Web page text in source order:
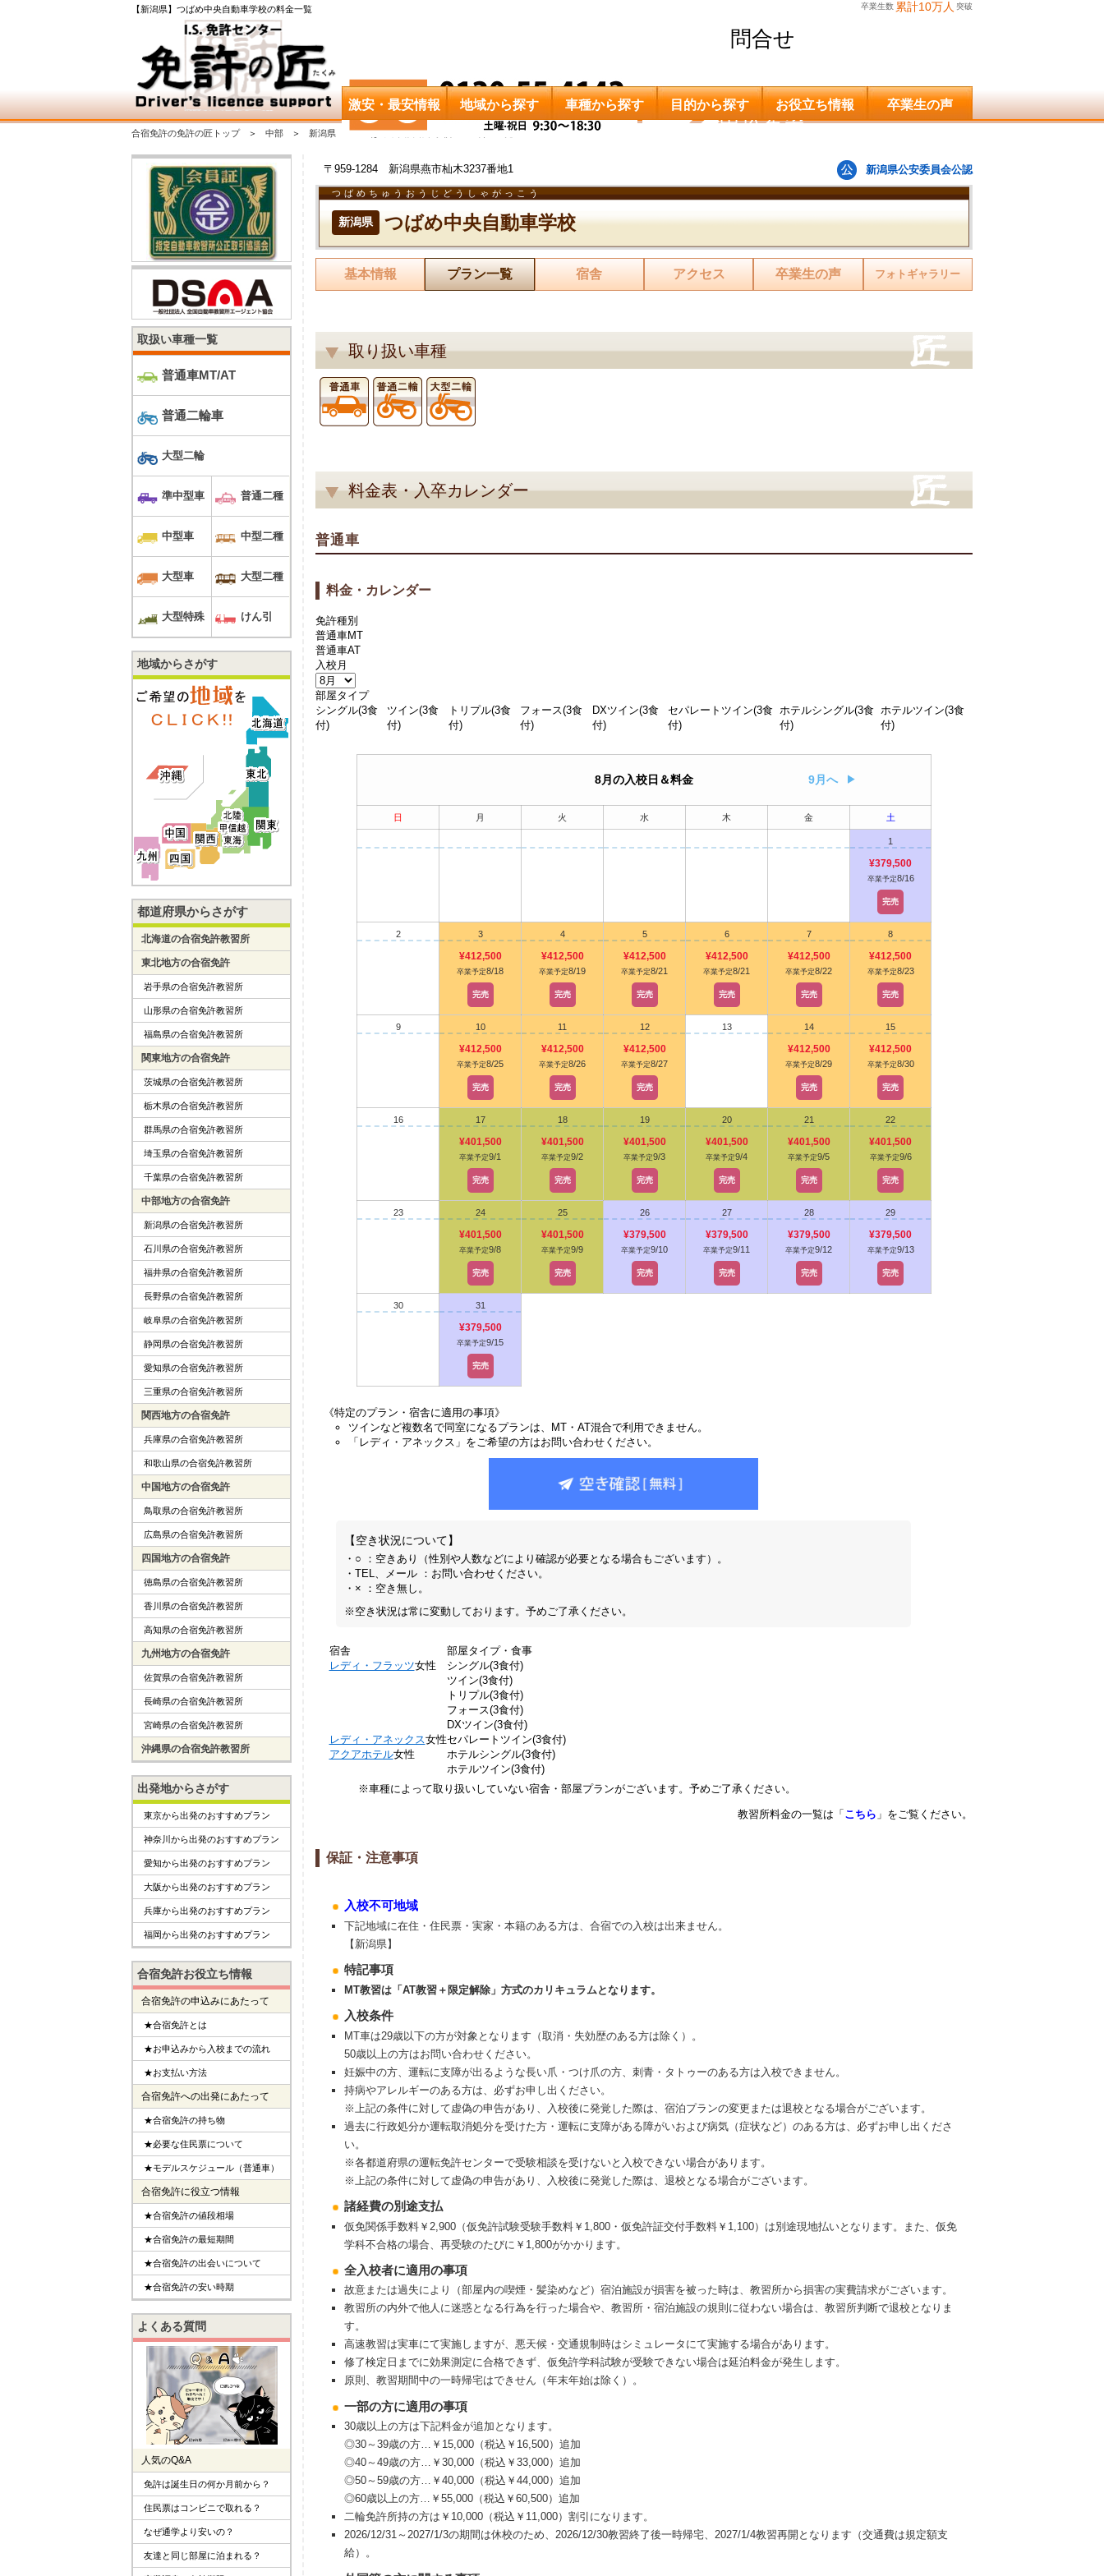
【新潟県】つばめ中央自動車学校の料金一覧 卒業生数 累計10万人 突破
問合せ
申込希望
激安・最安情報 地域から探す 車種から探す 目的から探す お役立ち情報 卒業生の声
合宿免許の免許の匠トップ 中部 新潟県 つばめ中央自動車学校 料金一覧
〒959-1284 新潟県燕市杣木3237番地1 新潟県公安委員会公認
新潟県 つばめ中央自動車学校
つばめちゅうおうじどうしゃがっこう
基本情報 プラン一覧 宿舎 アクセス 卒業生の声 フォトギャラリー
取り扱い車種
料金表・入卒カレンダー
普通車
料金・カレンダー
免許種別
普通車MT
普通車AT
入校月
部屋タイプ
シングル(3食
付)
ツイン(3食
付)
トリプル(3食
付)
フォース(3食
付)
DXツイン(3食
付)
セパレートツイン(3食
付)
ホテルシングル(3食
付)
ホテルツイン(3食
付)
8月の入校日＆料金 9月へ
日 月 火 水 木 金 土
1
¥379,500
卒業予定8/16
完売
2 3
¥412,500
卒業予定8/18
完売
4
¥412,500
卒業予定8/19
完売
5
¥412,500
卒業予定8/21
完売
6
¥412,500
卒業予定8/21
完売
7
¥412,500
卒業予定8/22
完売
8
¥412,500
卒業予定8/23
完売
9 10
¥412,500
卒業予定8/25
完売
11
¥412,500
卒業予定8/26
完売
12
¥412,500
卒業予定8/27
完売
13 14
¥412,500
卒業予定8/29
完売
15
¥412,500
卒業予定8/30
完売
16 17
¥401,500
卒業予定9/1
完売
18
¥401,500
卒業予定9/2
完売
19
¥401,500
卒業予定9/3
完売
20
¥401,500
卒業予定9/4
完売
21
¥401,500
卒業予定9/5
完売
22
¥401,500
卒業予定9/6
完売
23 24
¥401,500
卒業予定9/8
完売
25
¥401,500
卒業予定9/9
完売
26
¥379,500
卒業予定9/10
完売
27
¥379,500
卒業予定9/11
完売
28
¥379,500
卒業予定9/12
完売
29
¥379,500
卒業予定9/13
完売
30 31
¥379,500
卒業予定9/15
完売
《特定のプラン・宿舎に適用の事項》
ツインなど複数名で同室になるプランは、MT・AT混合で利用できません。
「レディ・アネックス」をご希望の方はお問い合わせください。
【空き状況について】
・○ ：空きあり（性別や人数などにより確認が必要となる場合もございます）。
・TEL、メール ：お問い合わせください。
・× ：空き無し。
※空き状況は常に変動しております。予めご了承ください。
宿舎
部屋タイプ・食事
レディ・フラッツ女性
シングル(3食付)
ツイン(3食付)
トリプル(3食付)
フォース(3食付)
DXツイン(3食付)
レディ・アネックス女性セパレートツイン(3食付)
アクアホテル女性
ホテルシングル(3食付)
ホテルツイン(3食付)
※車種によって取り扱いしていない宿舎・部屋プランがございます。予めご了承ください。
教習所料金の一覧は「 こちら 」をご覧ください。
保証・注意事項
入校不可地域
下記地域に在住・住民票・実家・本籍のある方は、合宿での入校は出来ません。
【新潟県】
特記事項
MT教習は「AT教習＋限定解除」方式のカリキュラムとなります。
入校条件
MT車は29歳以下の方が対象となります（取消・失効歴のある方は除く）。
50歳以上の方はお問い合わせください。
妊娠中の方、運転に支障が出るような長い爪・つけ爪の方、刺青・タトゥーのある方は入校できません。
持病やアレルギーのある方は、必ずお申し出ください。
※上記の条件に対して虚偽の申告があり、入校後に発覚した際は、宿泊プランの変更または退校となる場合がございます。
過去に行政処分か運転取消処分を受けた方・運転に支障がある障がいおよび病気（症状など）のある方は、必ずお申し出くださ
い。
※各都道府県の運転免許センターで受験相談を受けないと入校できない場合があります。
※上記の条件に対して虚偽の申告があり、入校後に発覚した際は、退校となる場合がございます。
諸経費の別途支払
仮免関係手数料￥2,900（仮免許試験受験手数料￥1,800・仮免許証交付手数料￥1,100）は別途現地払いとなります。また、仮免
学科不合格の場合、再受験のたびに￥1,800がかかります。
全入校者に適用の事項
故意または過失により（部屋内の喫煙・髪染めなど）宿泊施設が損害を被った時は、教習所から損害の実費請求がございます。
教習所の内外で他人に迷惑となる行為を行った場合や、教習所・宿泊施設の規則に従わない場合は、教習所判断で退校となりま
す。
高速教習は実車にて実施しますが、悪天候・交通規制時はシミュレータにて実施する場合があります。
修了検定日までに効果測定に合格できず、仮免許学科試験が受験できない場合は延泊料金が発生します。
原則、教習期間中の一時帰宅はできせん（年末年始は除く）。
⼀部の方に適用の事項
30歳以上の方は下記料金が追加となります。
◎30～39歳の方…￥15,000（税込￥16,500）追加
◎40～49歳の方…￥30,000（税込￥33,000）追加
◎50～59歳の方…￥40,000（税込￥44,000）追加
◎60歳以上の方…￥55,000（税込￥60,500）追加
二輪免許所持の方は￥10,000（税込￥11,000）割引になります。
2026/12/31～2027/1/3の期間は休校のため、2026/12/30教習終了後一時帰宅、2027/1/4教習再開となります（交通費は規定額支
給）。
取扱い車種一覧
普通車MT/AT
普通二輪車
大型二輪
準中型車 普通二種
中型車 中型二種
大型車 大型二種
大型特殊 けん引
地域からさがす
都道府県からさがす
北海道の合宿免許教習所
東北地方の合宿免許
岩手県の合宿免許教習所
山形県の合宿免許教習所
福島県の合宿免許教習所
関東地方の合宿免許
茨城県の合宿免許教習所
栃木県の合宿免許教習所
群馬県の合宿免許教習所
埼玉県の合宿免許教習所
千葉県の合宿免許教習所
中部地方の合宿免許
新潟県の合宿免許教習所
石川県の合宿免許教習所
福井県の合宿免許教習所
長野県の合宿免許教習所
岐阜県の合宿免許教習所
静岡県の合宿免許教習所
愛知県の合宿免許教習所
三重県の合宿免許教習所
関西地方の合宿免許
兵庫県の合宿免許教習所
和歌山県の合宿免許教習所
中国地方の合宿免許
鳥取県の合宿免許教習所
広島県の合宿免許教習所
四国地方の合宿免許
徳島県の合宿免許教習所
香川県の合宿免許教習所
高知県の合宿免許教習所
九州地方の合宿免許
佐賀県の合宿免許教習所
長崎県の合宿免許教習所
宮崎県の合宿免許教習所
沖縄県の合宿免許教習所
出発地からさがす
東京から出発のおすすめプラン
神奈川から出発のおすすめプラン
愛知から出発のおすすめプラン
大阪から出発のおすすめプラン
兵庫から出発のおすすめプラン
福岡から出発のおすすめプラン
合宿免許お役立ち情報
合宿免許の申込みにあたって
★合宿免許とは
★お申込みから入校までの流れ
★お支払い方法
合宿免許への出発にあたって
★合宿免許の持ち物
★必要な住民票について
★モデルスケジュール（普通車）
合宿免許に役立つ情報
★合宿免許の値段相場
★合宿免許の最短期間
★合宿免許の出会いについて
★合宿免許の安い時期
よくある質問
人気のQ&A
免許は誕生日の何か月前から？
住民票はコンビニで取れる？
なぜ通学より安いの？
友達と同じ部屋に泊まれる？